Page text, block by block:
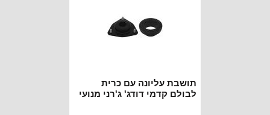
תושבת עליונה עם כרית
לבולם קדמי דודג' ג'רני מנועי